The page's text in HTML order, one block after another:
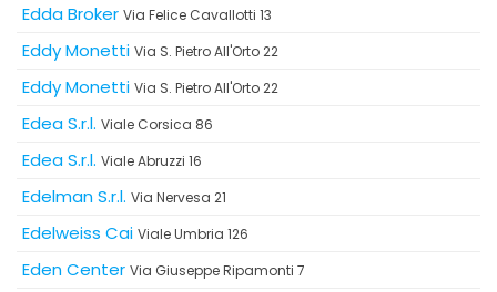
Edda Broker Via Felice Cavallotti 13
Eddy Monetti Via S. Pietro All'Orto 22
Eddy Monetti Via S. Pietro All'Orto 22
Edea S.r.l. Viale Corsica 86
Edea S.r.l. Viale Abruzzi 16
Edelman S.r.l. Via Nervesa 21
Edelweiss Cai Viale Umbria 126
Eden Center Via Giuseppe Ripamonti 7